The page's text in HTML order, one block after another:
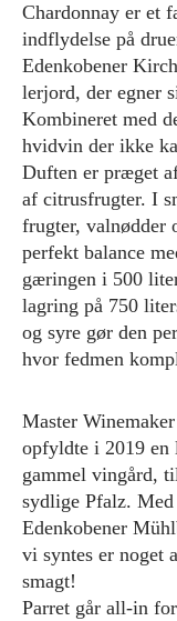
Chardonnay er et
indflydelse på
Edenkobener
lerjord, der egner
Kombineret med
hvidvin der ikke
Duften er præget
af citrusfrugter. I
frugter, valnødder
perfekt balance
gæringen i 500
lagring på 750
og syre gør den
hvor fedmen
Master
opfyldte i 2019 en
gammel vingård,
sydlige Pfalz.
Edenkobener
vi syntes er noget
smagt!
Parret går all-in